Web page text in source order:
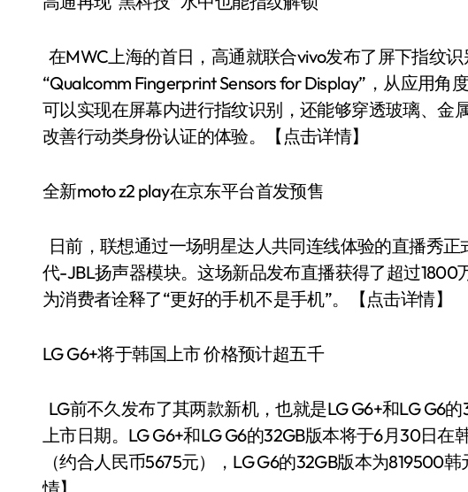
在MWC上海的首日，高通就联合vivo发布了屏下指纹
“Qualcomm Fingerprint Sensors for Display”，从应用
可以实现在屏幕内进行指纹识别，还能够穿透玻璃、金
改善行动类身份认证的体验。【点击详情】
全新moto z2 play在京东平台首发预售
日前，联想通过一场明星达人共同连线体验的直播秀
代-JBL扬声器模块。这场新品发布直播获得了超过1800
为消费者诠释了“更好的手机不是手机”。【点击详情】
LG G6+将于韩国上市 价格预计超五千
LG前不久发布了其两款新机，也就是LG G6+和LG G6
上市日期。LG G6+和LG G6的32GB版本将于6月30日
（约合人民币5675元），LG G6的32GB版本为819500